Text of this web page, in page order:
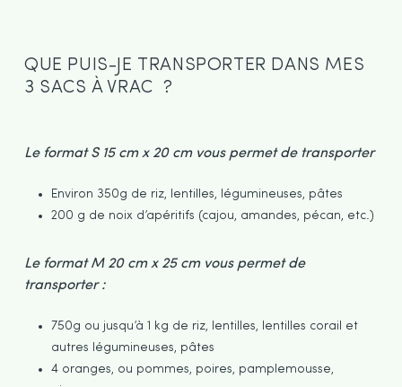
QUE PUIS-JE TRANSPORTER DANS MES
3 SACS À VRAC ?
Le format S 15 cm x 20 cm vous permet de transporter
Environ 350g de riz, lentilles, légumineuses, pâtes
200 g de noix d’apéritifs (cajou, amandes, pécan, etc.)
Le format M 20 cm x 25 cm vous permet de
transporter :
750g ou jusqu’à 1 kg de riz, lentilles, lentilles corail et
autres légumineuses, pâtes
4 oranges, ou pommes, poires, pamplemousse,